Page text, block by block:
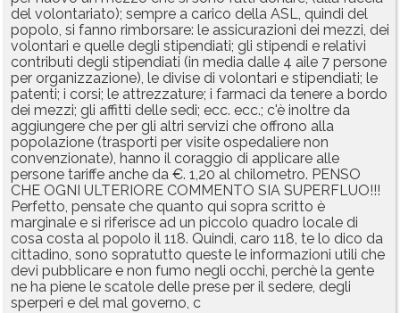
del volontariato); sempre a carico della ASL, quindi del
popolo, si fanno rimborsare: le assicurazioni dei mezzi, dei
volontari e quelle degli stipendiati; gli stipendi e relativi
contributi degli stipendiati (in media dalle 4 aile 7 persone
per organizzazione), le divise di volontari e stipendiati; le
patenti; i corsi; le attrezzature; i farmaci da tenere a bordo
dei mezzi; gli affitti delle sedi; ecc. ecc.; c'è inoltre da
aggiungere che per gli altri servizi che offrono alla
popolazione (trasporti per visite ospedaliere non
convenzionate), hanno il coraggio di applicare alle
persone tariffe anche da €. 1,20 al chilometro. PENSO
CHE OGNI ULTERIORE COMMENTO SIA SUPERFLUO!!!
Perfetto, pensate che quanto qui sopra scritto è
marginale e si riferisce ad un piccolo quadro locale di
cosa costa al popolo il 118. Quindi, caro 118, te lo dico da
cittadino, sono sopratutto queste le informazioni utili che
devi pubblicare e non fumo negli occhi, perchè la gente
ne ha piene le scatole delle prese per il sedere, degli
sperperi e del mal governo, c